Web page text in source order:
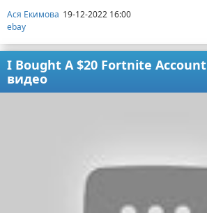
Ася Екимова 19-12-2022 16:00
ebay
I Bought A $20 Fortnite Account
видео